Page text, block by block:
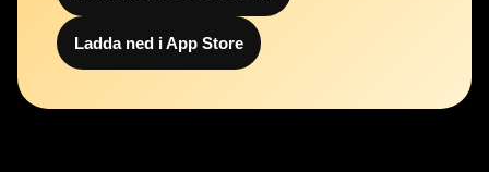
Ladda ned i App Store